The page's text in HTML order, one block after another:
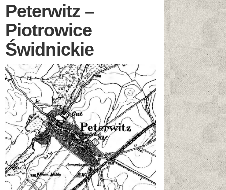
Peterwitz –
Piotrowice
Świdnickie